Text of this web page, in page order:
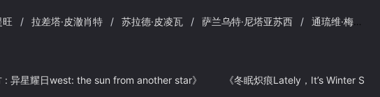
旺 / 拉差塔·皮澈肖特 / 苏拉德·皮凌瓦 / 萨兰乌特·尼塔亚苏西 / 通琉维·梅塔帕·钦穆奎尔
耀日west: the sun from another star》 《冬眠炽痕Lately，It’s Winter S